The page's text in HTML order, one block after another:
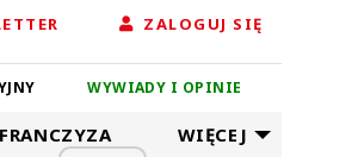
ZALOGUJ SIĘ
WYWIADY I OPINIE
FRANCZYZA WIĘCEJ